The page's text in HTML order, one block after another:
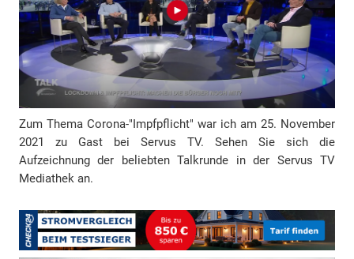
e
s
s
Zum Thema Corona-"Impfpflicht" war ich am 25. November
2021 zu Gast bei Servus TV. Sehen Sie sich die
Aufzeichnung der beliebten Talkrunde in der Servus TV
Mediathek an.